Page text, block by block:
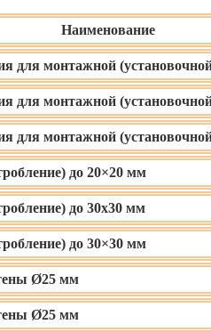
Наименование
для монтажной
для монтажной
для монтажной
до 20×20 мм
до 30х30 мм
до 30×30 мм
Ø25 мм
Ø25 мм